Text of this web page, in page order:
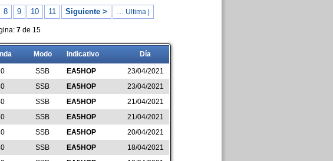
8 9 10 11 Siguiente > … Ultima |
7de 15
Modo Indicativo Día
SSB EA5HOP
23/04/2021
SSB EA5HOP
23/04/2021
SSB EA5HOP
21/04/2021
SSB EA5HOP
21/04/2021
SSB EA5HOP
20/04/2021
SSB EA5HOP
18/04/2021